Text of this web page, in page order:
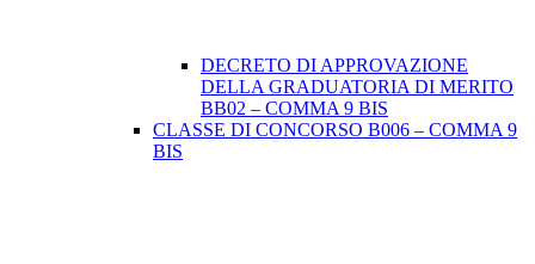
DECRETO DI APPROVAZIONE
DELLA GRADUATORIA DI MERITO
BB02 – COMMA 9 BIS
CLASSE DI CONCORSO B006 – COMMA 9
BIS